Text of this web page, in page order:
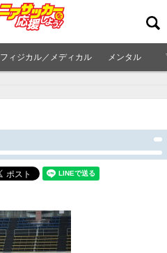
フィジカル／メディカル メンタル